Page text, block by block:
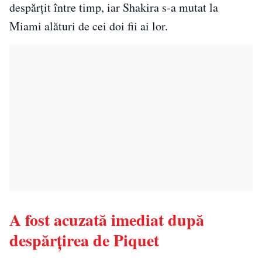
despărţit între timp, iar Shakira s-a mutat la
Miami alături de cei doi fii ai lor.
A fost acuzată imediat după
despărțirea de Piquet